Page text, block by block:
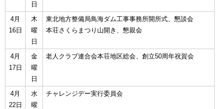
日
4月
16日
木
曜
日
東北地方整備局鳥海ダム工事事務所開所式、懇談会
本荘さくらまつり山開き、懇親会
4月
17日
金
曜
日
老人クラブ連合会本荘地区総会、創立50周年祝賀会
4月
22日
水
曜
チャレンジデー実行委員会